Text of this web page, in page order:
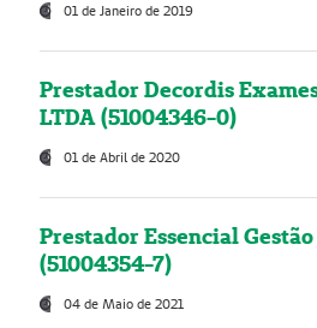
01 de Janeiro de 2019
Prestador Decordis
LTDA (51004346-0)
01 de Abril de 2020
Prestador Essencial
(51004354-7)
04 de Maio de 2021